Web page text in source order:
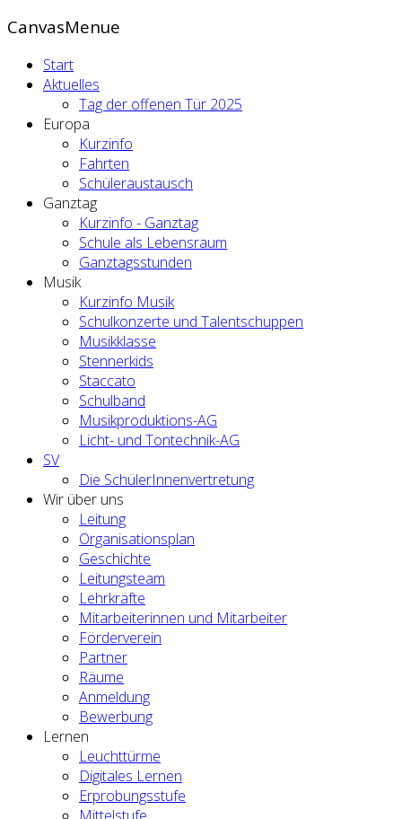
CanvasMenue
Start
Aktuelles
Tag der offenen Tür 2025
Europa
Kurzinfo
Fahrten
Schüleraustausch
Ganztag
Kurzinfo - Ganztag
Schule als Lebensraum
Ganztagsstunden
Musik
Kurzinfo Musik
Schulkonzerte und Talentschuppen
Musikklasse
Stennerkids
Staccato
Schulband
Musikproduktions-AG
Licht- und Tontechnik-AG
SV
Die SchülerInnenvertretung
Wir über uns
Leitung
Organisationsplan
Geschichte
Leitungsteam
Lehrkräfte
Mitarbeiterinnen und Mitarbeiter
Förderverein
Partner
Räume
Anmeldung
Bewerbung
Lernen
Leuchttürme
Digitales Lernen
Erprobungsstufe